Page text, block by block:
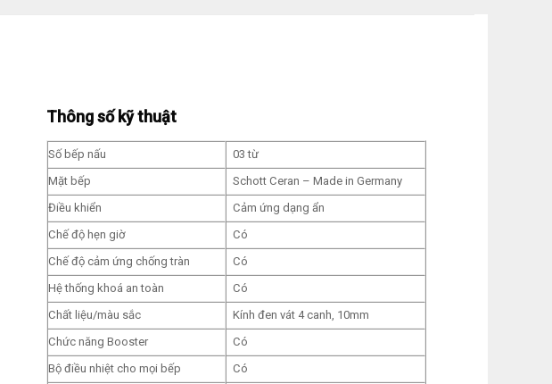
Thông số kỹ thuật
Số bếp nấu
03 từ
Mặt bếp
Schott Ceran – Made in Germany
Điều khiển
Cảm ứng dạng ẩn
Chế độ hẹn giờ
Có
Chế độ cảm ứng chống tràn
Có
Hệ thống khoá an toàn
Có
Chất liệu/màu sắc
Kính đen vát 4 canh, 10mm
Chức năng Booster
Có
Bộ điều nhiệt cho mọi bếp
Có